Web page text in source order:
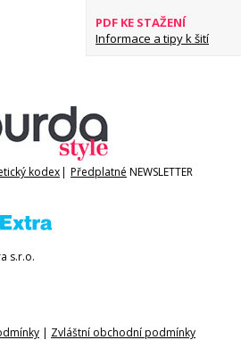
PDF KE STAŽENÍ
Informace a tipy k šití
kodex| Předplatné NEWSLETTER
s.r.o.
| Zvláštní obchodní podmínky